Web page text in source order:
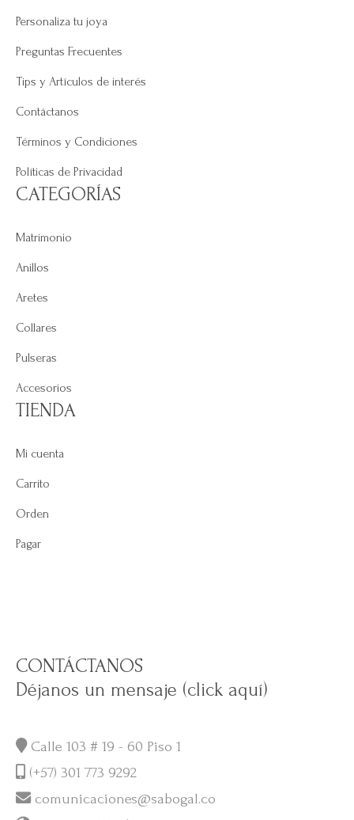
Personaliza tu joya
Preguntas Frecuentes
Tips y Artículos de interés
Contáctanos
Términos y Condiciones
Políticas de Privacidad
CATEGORÍAS
Matrimonio
Anillos
Aretes
Collares
Pulseras
Accesorios
TIENDA
Mi cuenta
Carrito
Orden
Pagar
CONTÁCTANOS
Déjanos un mensaje (click aquí)
Calle 103 # 19 - 60 Piso 1
(+57) 301 773 9292
comunicaciones@sabogal.co